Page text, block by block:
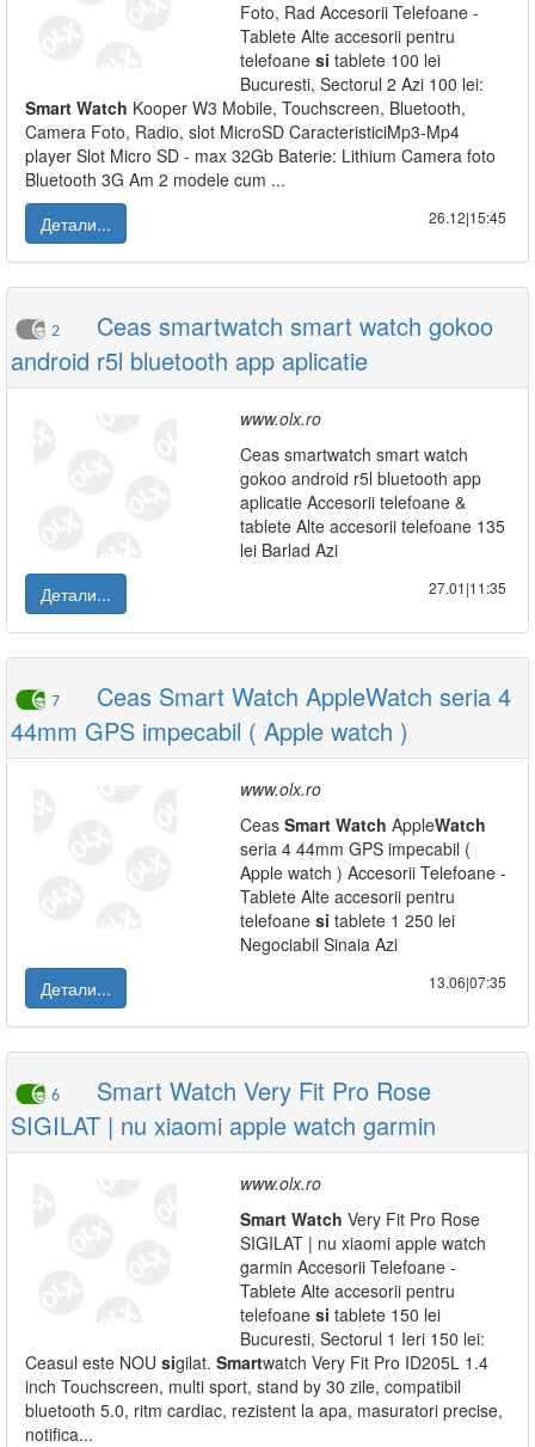
Foto, Rad Accesorii Telefoane -
Tablete Alte accesorii pentru
telefoane si tablete 100 lei
Bucuresti, Sectorul 2 Azi 100 lei:
Smart Watch Kooper W3 Mobile, Touchscreen, Bluetooth,
Camera Foto, Radio, slot MicroSD CaracteristiciMp3-Mp4
player Slot Micro SD - max 32Gb Baterie: Lithium Camera foto
Bluetooth 3G Am 2 modele cum ...
Детали...
26.12|15:45
2
Ceas smartwatch smart watch gokoo
android r5l bluetooth app aplicatie
www.olx.ro
Ceas smartwatch smart watch
gokoo android r5l bluetooth app
aplicatie Accesorii telefoane &
tablete Alte accesorii telefoane 135
lei Barlad Azi
Детали...
27.01|11:35
7
Ceas Smart Watch AppleWatch seria 4
44mm GPS impecabil ( Apple watch )
www.olx.ro
Ceas Smart Watch AppleWatch
seria 4 44mm GPS impecabil (
Apple watch ) Accesorii Telefoane -
Tablete Alte accesorii pentru
telefoane si tablete 1 250 lei
Negociabil Sinaia Azi
Детали...
13.06|07:35
6
Smart Watch Very Fit Pro Rose
SIGILAT | nu xiaomi apple watch garmin
www.olx.ro
Smart Watch Very Fit Pro Rose
SIGILAT | nu xiaomi apple watch
garmin Accesorii Telefoane -
Tablete Alte accesorii pentru
telefoane si tablete 150 lei
Bucuresti, Sectorul 1 Ieri 150 lei:
Ceasul este NOU sigilat. Smartwatch Very Fit Pro ID205L 1.4
inch Touchscreen, multi sport, stand by 30 zile, compatibil
bluetooth 5.0, ritm cardiac, rezistent la apa, masuratori precise,
notifica...